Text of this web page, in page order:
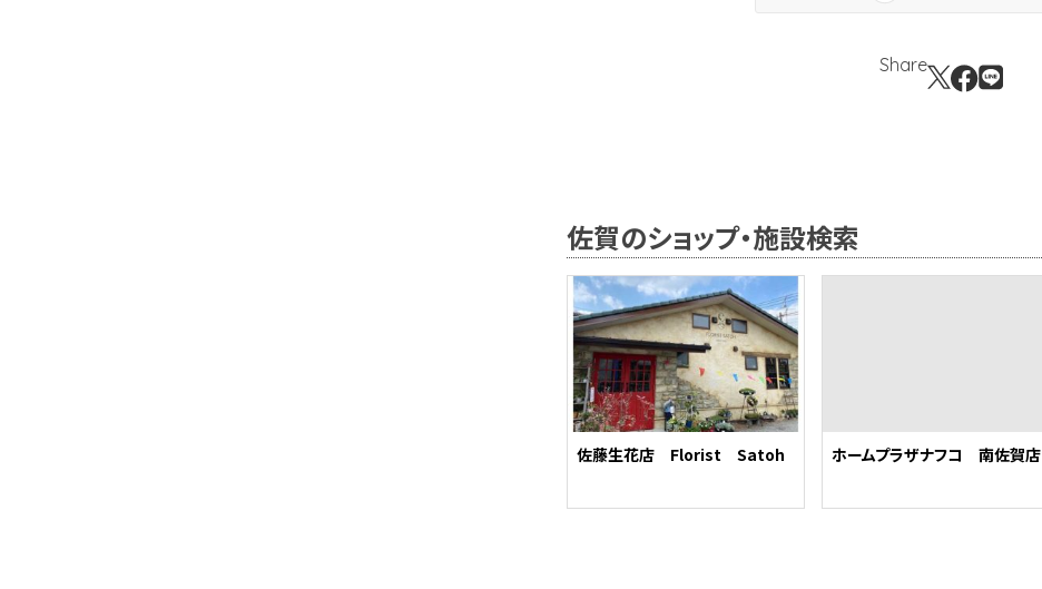
Share
佐賀のショップ・施設検索
佐藤生花店 Florist Satoh ホームプラザナフコ 南佐賀店